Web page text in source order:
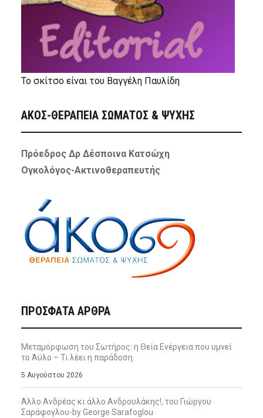
Το σκίτσο είναι του Βαγγέλη Παυλίδη
ΑΚΟΣ-ΘΕΡΑΠΕΙΑ ΣΩΜΑΤΟΣ & ΨΥΧΗΣ
Πρόεδρος Δρ Δέσποινα Κατσώχη
Ογκολόγος-Ακτινοθεραπευτής
ΠΡΌΣΦΑΤΑ ΆΡΘΡΑ
Μεταμόρφωση του Σωτήρος: η Θεία Ενέργεια που υμνεί
το Άϋλο – Τι λέει η παράδοση
5 Αυγούστου 2026
Άλλο Ανδρέας κι άλλο Ανδρουλάκης!, του Γιώργου
Σαράφογλου-by George Sarafoglou